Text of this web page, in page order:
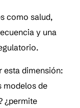
como salud,
y una
esta dimensión:
modelos de
¿permite